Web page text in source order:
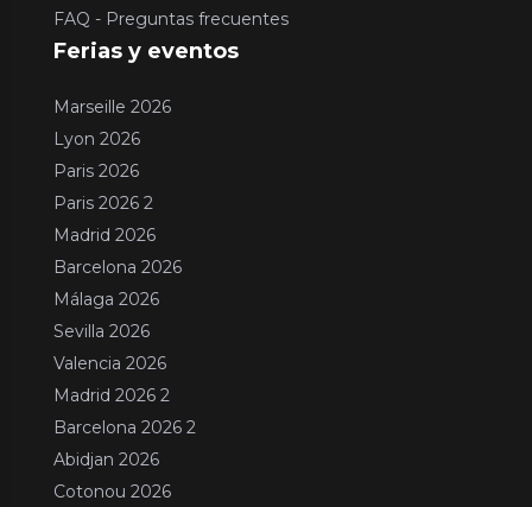
FAQ - Preguntas frecuentes
Ferias y eventos
Marseille 2026
Lyon 2026
Paris 2026
Paris 2026 2
Madrid 2026
Barcelona 2026
Málaga 2026
Sevilla 2026
Valencia 2026
Madrid 2026 2
Barcelona 2026 2
Abidjan 2026
Cotonou 2026